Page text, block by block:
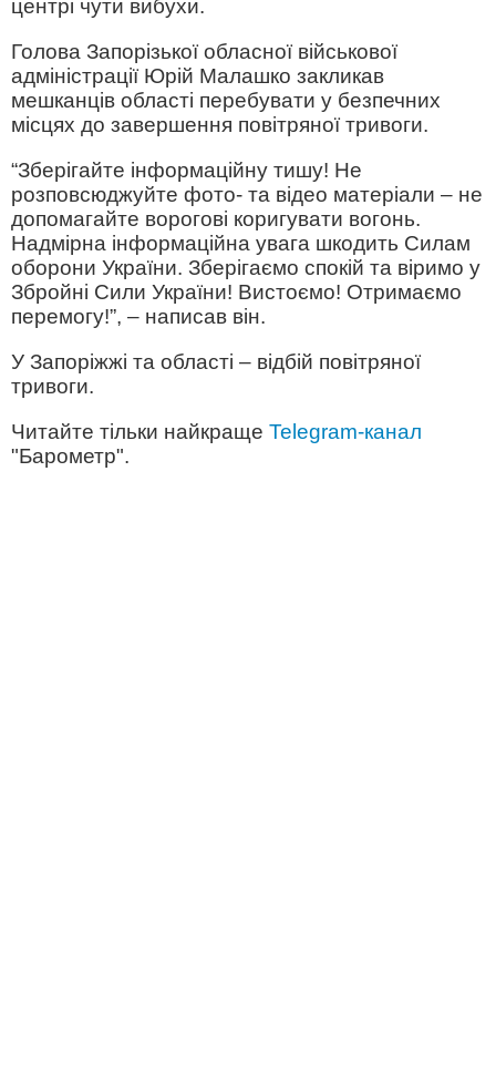
центрі чути вибухи.
Голова Запорізької обласної військової
адміністрації Юрій Малашко закликав
мешканців області перебувати у безпечних
місцях до завершення повітряної тривоги.
“Зберігайте інформаційну тишу! Не
розповсюджуйте фото- та відео матеріали – не
допомагайте ворогові коригувати вогонь.
Надмірна інформаційна увага шкодить Силам
оборони України. Зберігаємо спокій та віримо у
Збройні Сили України! Вистоємо! Отримаємо
перемогу!”, – написав він.
У Запоріжжі та області – відбій повітряної
тривоги.
Читайте тільки найкраще Telegram-канал
"Барометр".